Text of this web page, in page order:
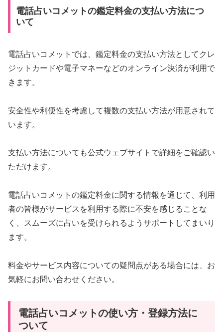
電話占いコメットの鑑定料金の支払い方法につ
いて
電話占いコメットでは、鑑定料金の支払い方法としてクレ
ジットカードや電子マネーなどのオンライン決済が利用で
きます。
安全性や利便性を考慮して複数の支払い方法が用意されて
います。
支払い方法についても公式ウェブサイトで詳細をご確認い
ただけます。
電話占いコメットの鑑定料金に関する情報を通じて、利用
者の皆様がサービスを利用する際に不安を感じることな
く、スムーズに占いを受けられるようサポートしてまいり
ます。
料金やサービス内容についての疑問点がある場合には、お
気軽にお問い合わせください。
電話占いコメットの使い方・登録方法に
ついて